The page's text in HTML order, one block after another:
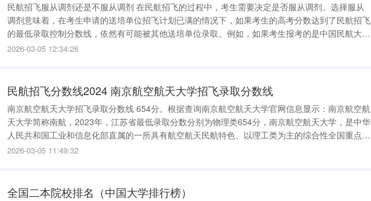
民航招飞服从调剂还是不服从调剂 在民航招飞的过程中，考生需要决定是否服从调剂。选择服从
调剂意味着，在考生申请的送培单位招飞计划已满的情况下，如果考生的高考分数达到了民航招飞
的最低录取控制分数线，依然有可能被其他送培单位录取。例如，如果考生报考的是中国民航大
学，但东航的招飞名额已满，而考生的分数达到了最低录取线，那么中飞院可以考虑将考生录取为
2026-03-05 12:34:26
民航招飞分数线2024 南京航空航天大学招飞录取分数线
南京航空航天大学招飞录取分数线 654分。根据查询南京航空航天大学官网信息显示：南京航空航
天大学简称南航，2023年，江苏省最低录取分数分别为物理类654分，南京航空航天大学，是中华
人民共和国工业和信息化部直属的一所具有航空航天民航特色、以理工类为主的综合性全国重点大
学。 广西民航招飞分数线 2025年广西高考生想要被中国民用航空飞行学院录取，物理类的最低录
2026-03-05 11:49:32
全国二本院校排名（中国大学排行榜）